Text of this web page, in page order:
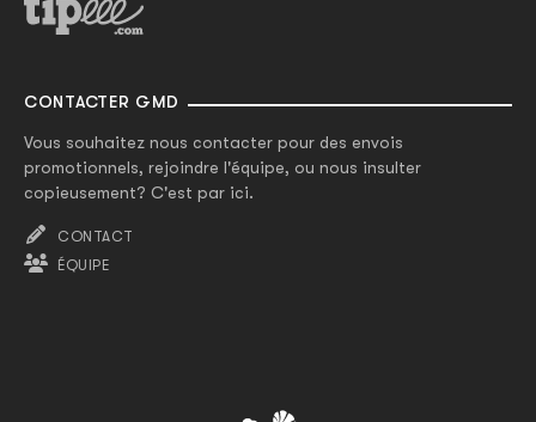
CONTACTER GMD
Vous souhaitez nous contacter pour des envois
promotionnels, rejoindre l'équipe, ou nous insulter
copieusement? C'est par ici.
CONTACT
ÉQUIPE